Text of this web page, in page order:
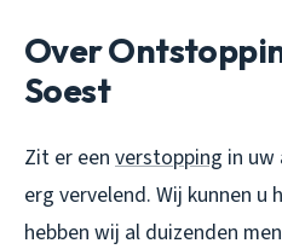
Over
Soest
Zit er een verstopping in uw
erg vervelend. Wij kunnen u
hebben wij al duizenden